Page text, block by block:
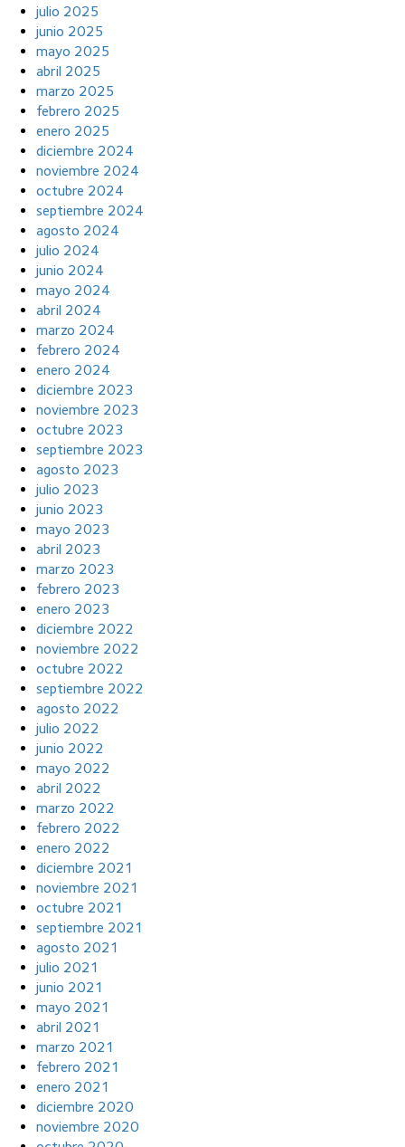
julio 2025
junio 2025
mayo 2025
abril 2025
marzo 2025
febrero 2025
enero 2025
diciembre 2024
noviembre 2024
octubre 2024
septiembre 2024
agosto 2024
julio 2024
junio 2024
mayo 2024
abril 2024
marzo 2024
febrero 2024
enero 2024
diciembre 2023
noviembre 2023
octubre 2023
septiembre 2023
agosto 2023
julio 2023
junio 2023
mayo 2023
abril 2023
marzo 2023
febrero 2023
enero 2023
diciembre 2022
noviembre 2022
octubre 2022
septiembre 2022
agosto 2022
julio 2022
junio 2022
mayo 2022
abril 2022
marzo 2022
febrero 2022
enero 2022
diciembre 2021
noviembre 2021
octubre 2021
septiembre 2021
agosto 2021
julio 2021
junio 2021
mayo 2021
abril 2021
marzo 2021
febrero 2021
enero 2021
diciembre 2020
noviembre 2020